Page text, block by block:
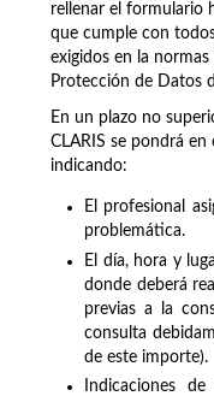
rellenar el formulario
que cumple con
exigidos en la
Protección de Datos
En un plazo no
CLARIS se pondrá
indicando:
El profesional
problemática.
El día, hora y
donde deberá
previas a la
consulta
de este importe).
Indicaciones